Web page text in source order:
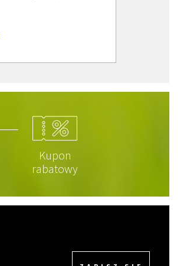
Kupon
rabatowy